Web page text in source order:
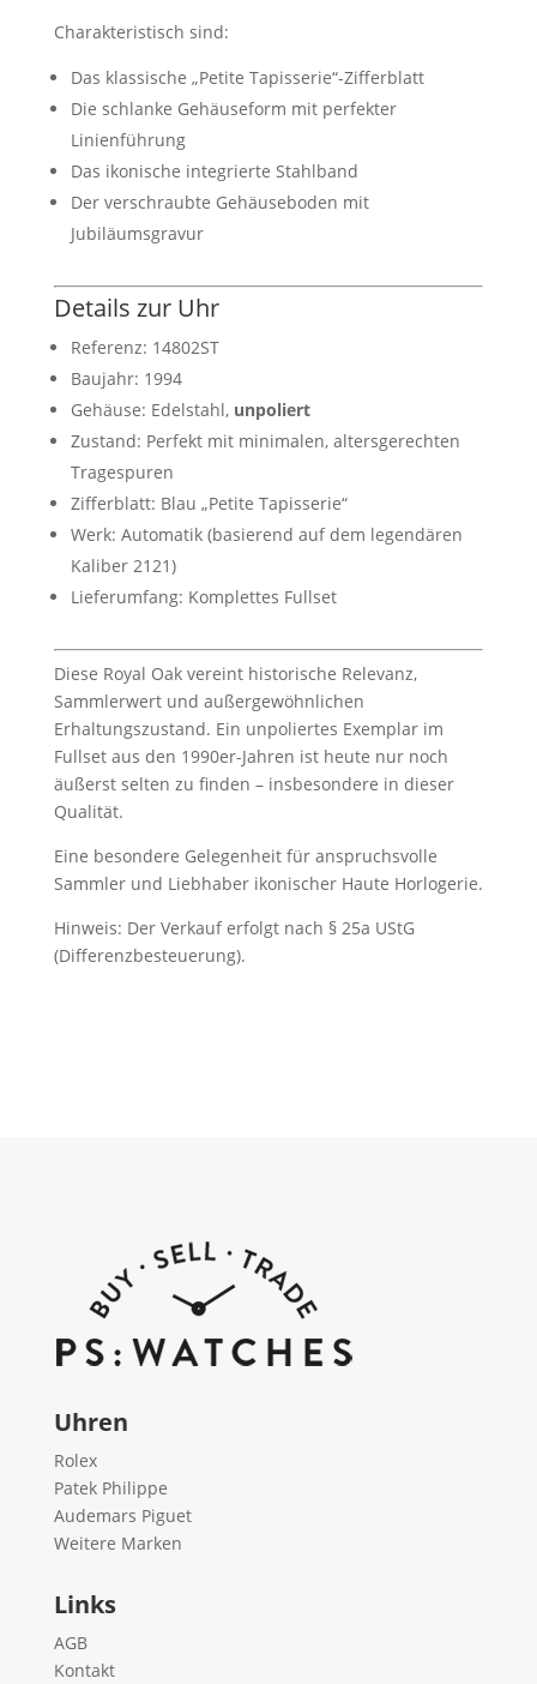
Charakteristisch sind:
Das klassische „Petite Tapisserie“-Zifferblatt
Die schlanke Gehäuseform mit perfekter
Linienführung
Das ikonische integrierte Stahlband
Der verschraubte Gehäuseboden mit
Jubiläumsgravur
Details zur Uhr
Referenz: 14802ST
Baujahr: 1994
Gehäuse: Edelstahl, unpoliert
Zustand: Perfekt mit minimalen, altersgerechten
Tragespuren
Zifferblatt: Blau „Petite Tapisserie“
Werk: Automatik (basierend auf dem legendären
Kaliber 2121)
Lieferumfang: Komplettes Fullset
Diese Royal Oak vereint historische Relevanz,
Sammlerwert und außergewöhnlichen
Erhaltungszustand. Ein unpoliertes Exemplar im
Fullset aus den 1990er-Jahren ist heute nur noch
äußerst selten zu finden – insbesondere in dieser
Qualität.
Eine besondere Gelegenheit für anspruchsvolle
Sammler und Liebhaber ikonischer Haute Horlogerie.
Hinweis: Der Verkauf erfolgt nach § 25a UStG
(Differenzbesteuerung).
Uhren
Rolex
Patek Philippe
Audemars Piguet
Weitere Marken
Links
AGB
Kontakt